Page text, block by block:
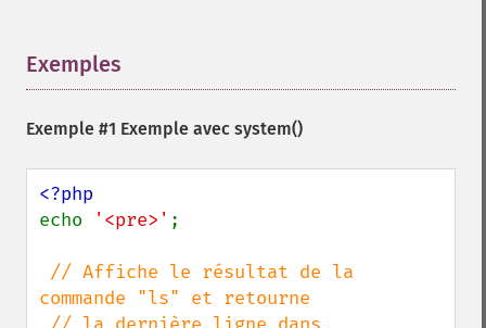
Exemples
Exemple #1 Exemple avec system()
echo
'<pre>' ;
// Affiche le résultat de la
commande "ls" et retourne